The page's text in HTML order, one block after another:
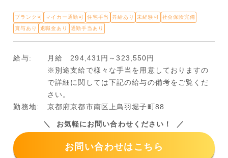
ブランク可 マイカー通勤可 住宅手当 昇給あり 未経験可
社会保険完備
賞与あり
退職金あり 通勤手当あり
給与:
月給 294,431円～323,550円
※別途支給で様々な手当を用意しておりますの
で詳細に関しては下記の給与の備考をご覧くだ
さい。
勤務地:
京都府京都市南区上鳥羽堀子町88
お気軽にお問い合わせください！
お問い合わせはこちら